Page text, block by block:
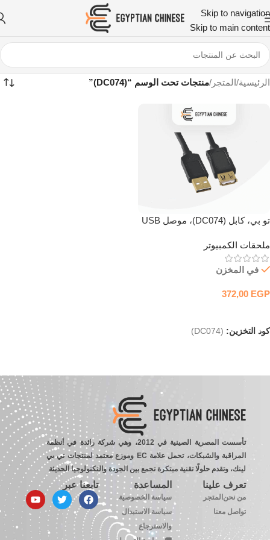
Skip to navigation
Skip to main content
الرئيسية/المتجر /منتجات تحت الوسم “(DC074)”
تو بي، كابل (DC074)، موصل USB
480 ميجابت
ملحقات الكمبيوتر
في المخزن
372,00 EGP
كود التخزين: (DC074)
تأسست المصرية الصينية في 2012، وهي شركة رائدة في أنظمة
المراقبة والشبكات، تحمل علامة EC وموزع معتمد لمنتجات تي بي
لينك، وتقدم حلولًا تقنية مبتكرة تجمع بين الجودة والتكنولوجيا الحديثة
تعرف علينا
من نحنالمتجر
تواصل معنا
المساعدة
سياسة الخصوصية
سياسة الاستبدال
والاسترجاع
تابعنا عبر